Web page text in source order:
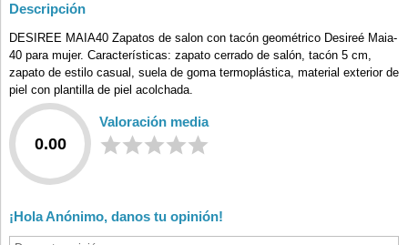
Descripción
DESIREE MAIA40 Zapatos de salon con tacón geométrico Desireé Maia-
40 para mujer. Características: zapato cerrado de salón, tacón 5 cm,
zapato de estilo casual, suela de goma termoplástica, material exterior de
piel con plantilla de piel acolchada.
0.00
Valoración media
¡Hola Anónimo, danos tu opinión!